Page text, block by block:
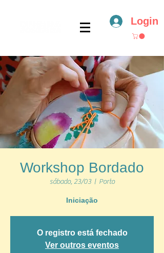
Login
Workshop Bordado
sábado, 23/03
  |
Porto
Iniciação
O registro está fechado
Ver outros eventos